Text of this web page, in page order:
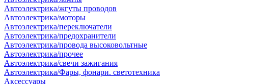
Автоэлектрика/жгуты проводов
Автоэлектрика/моторы
Автоэлектрика/переключатели
Автоэлектрика/предохранители
Автоэлектрика/провода высоковольтные
Автоэлектрика/прочее
Автоэлектрика/свечи зажигания
Автоэлектрика/Фары, фонари. светотехника
Аксессуары